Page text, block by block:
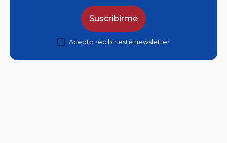
Suscribirme
Acepto recibir este newsletter